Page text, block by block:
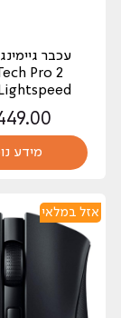
‏עכבר
Pro 2
Lightspeed לוגיטק
מידע
אזל במלאי